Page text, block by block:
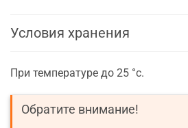
Условия хранения
При температуре до 25 °с.
Обратите внимание!